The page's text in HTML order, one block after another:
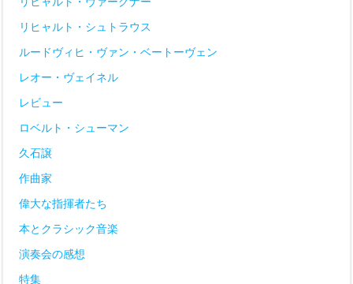
リヒャルト・シュトラウス
ルードヴィヒ・ヴァン・ベートーヴェン
レオー・ヴェイネル
レビュー
ロベルト・シューマン
久石譲
作曲家
偉大な指揮者たち
本とクラシック音楽
演奏会の感想
特集